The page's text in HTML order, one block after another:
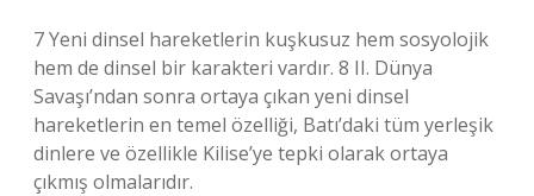
7 Yeni dinsel hareketlerin kuşkusuz hem sosyolojik
hem de dinsel bir karakteri vardır. 8 II. Dünya
Savaşı’ndan sonra ortaya çıkan yeni dinsel
hareketlerin en temel özelliği, Batı’daki tüm yerleşik
dinlere ve özellikle Kilise’ye tepki olarak ortaya
çıkmış olmalarıdır.